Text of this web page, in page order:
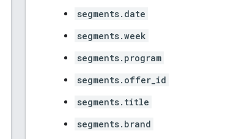
segments.date
segments.week
segments.program
segments.offer_id
segments.title
segments.brand